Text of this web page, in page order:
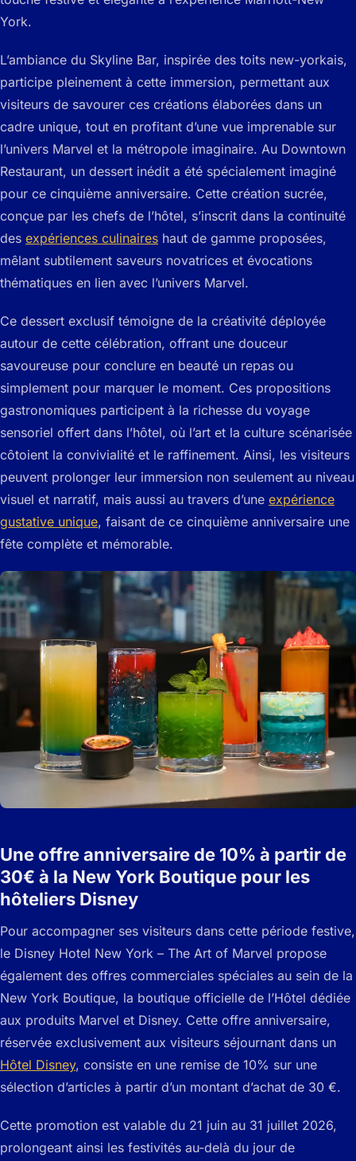
York.
L’ambiance du Skyline Bar, inspirée des toits new-yorkais,
participe pleinement à cette immersion, permettant aux
visiteurs de savourer ces créations élaborées dans un
cadre unique, tout en profitant d’une vue imprenable sur
l’univers Marvel et la métropole imaginaire. Au Downtown
Restaurant, un dessert inédit a été spécialement imaginé
pour ce cinquième anniversaire. Cette création sucrée,
conçue par les chefs de l’hôtel, s’inscrit dans la continuité
des expériences culinaires haut de gamme proposées,
mêlant subtilement saveurs novatrices et évocations
thématiques en lien avec l’univers Marvel.
Ce dessert exclusif témoigne de la créativité déployée
autour de cette célébration, offrant une douceur
savoureuse pour conclure en beauté un repas ou
simplement pour marquer le moment. Ces propositions
gastronomiques participent à la richesse du voyage
sensoriel offert dans l’hôtel, où l’art et la culture scénarisée
côtoient la convivialité et le raffinement. Ainsi, les visiteurs
peuvent prolonger leur immersion non seulement au niveau
visuel et narratif, mais aussi au travers d’une expérience
gustative unique, faisant de ce cinquième anniversaire une
fête complète et mémorable.
Une offre anniversaire de 10% à partir de
30€ à la New York Boutique pour les
hôteliers Disney
Pour accompagner ses visiteurs dans cette période festive,
le Disney Hotel New York – The Art of Marvel propose
également des offres commerciales spéciales au sein de la
New York Boutique, la boutique officielle de l’Hôtel dédiée
aux produits Marvel et Disney. Cette offre anniversaire,
réservée exclusivement aux visiteurs séjournant dans un
Hôtel Disney, consiste en une remise de 10% sur une
sélection d’articles à partir d’un montant d’achat de 30 €.
Cette promotion est valable du 21 juin au 31 juillet 2026,
prolongeant ainsi les festivités au-delà du jour de